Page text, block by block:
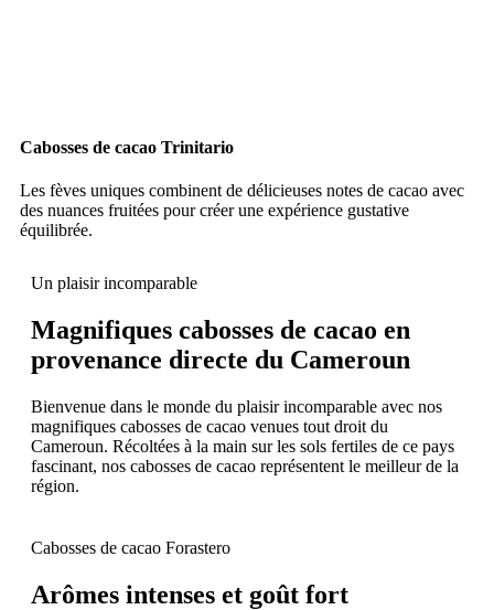
Cabosses de cacao Trinitario
Les fèves uniques combinent de délicieuses notes de cacao avec
des nuances fruitées pour créer une expérience gustative
équilibrée.
Un plaisir incomparable
Magnifiques cabosses de cacao en
provenance directe du Cameroun
Bienvenue dans le monde du plaisir incomparable avec nos
magnifiques cabosses de cacao venues tout droit du
Cameroun. Récoltées à la main sur les sols fertiles de ce pays
fascinant, nos cabosses de cacao représentent le meilleur de la
région.
Cabosses de cacao Forastero
Arômes intenses et goût fort